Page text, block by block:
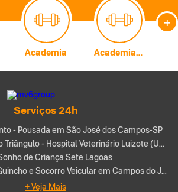
Academia Academia de Artes Marciais
+
Serviços 24h
- Pousada em São José dos Campos-SP
Centro Veterinário do Triângulo - Hospital Veterinário Luizote (Uberlândia-MG)
de Criança Sete Lagoas
Rony Guincho 24h | Guincho e Socorro Veicular em Campos do Jordão - SP
+ Veja Mais